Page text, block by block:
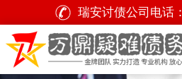
瑞安讨债公司电话：